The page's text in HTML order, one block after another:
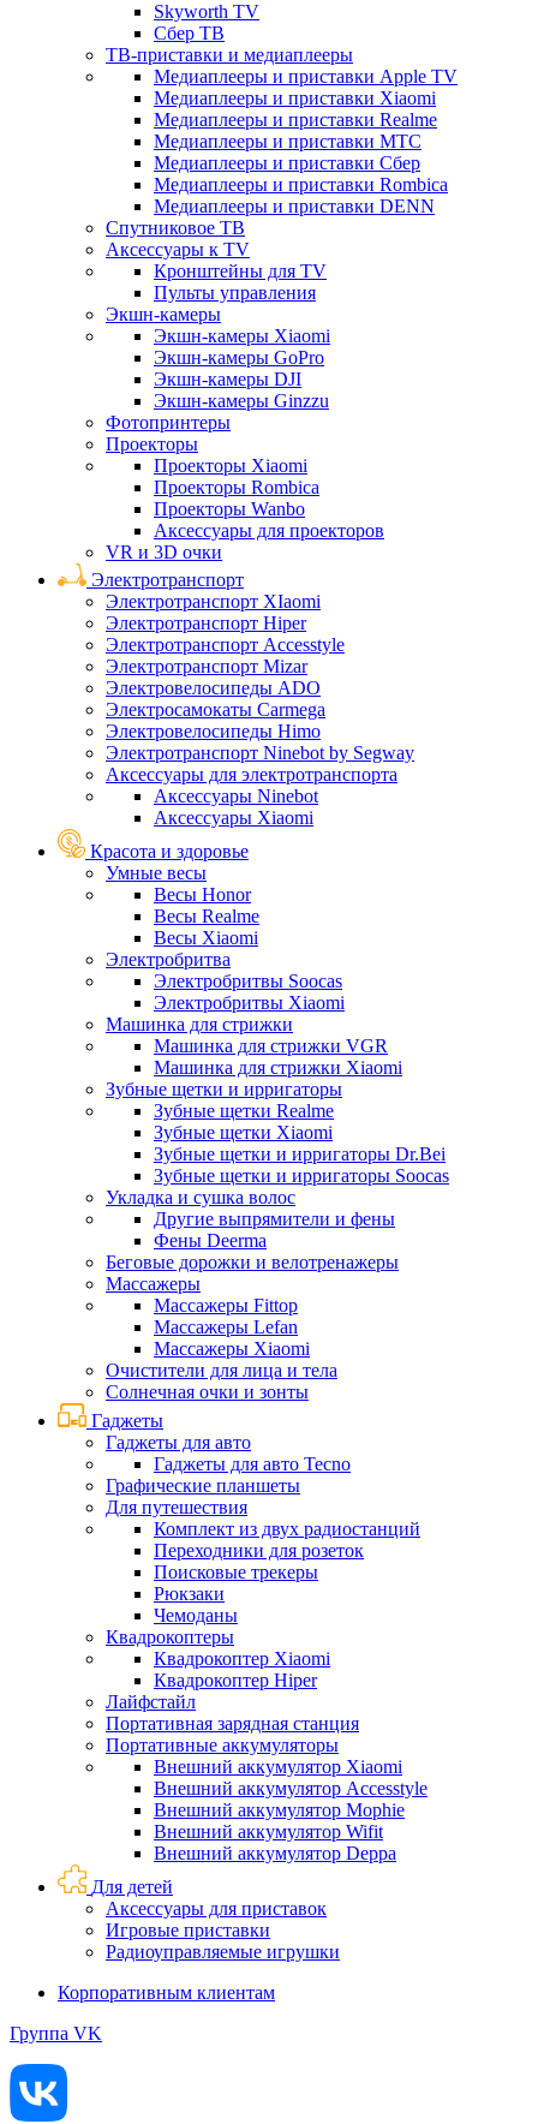
Skyworth TV
Сбер ТВ
ТВ-приставки и медиаплееры
Медиаплееры и приставки Apple TV
Медиаплееры и приставки Xiaomi
Медиаплееры и приставки Realme
Медиаплееры и приставки МТС
Медиаплееры и приставки Сбер
Медиаплееры и приставки Rombica
Медиаплееры и приставки DENN
Спутниковое ТВ
Аксессуары к TV
Кронштейны для TV
Пульты управления
Экшн-камеры
Экшн-камеры Xiaomi
Экшн-камеры GoPro
Экшн-камеры DJI
Экшн-камеры Ginzzu
Фотопринтеры
Проекторы
Проекторы Xiaomi
Проекторы Rombica
Проекторы Wanbo
Аксессуары для проекторов
VR и 3D очки
Электротранспорт
Электротранспорт XIaomi
Электротранспорт Hiper
Электротранспорт Accesstyle
Электротранспорт Mizar
Электровелосипеды ADO
Электросамокаты Carmega
Электровелосипеды Himo
Электротранспорт Ninebot by Segway
Аксессуары для электротранспорта
Аксессуары Ninebot
Аксессуары Xiaomi
Красота и здоровье
Умные весы
Весы Honor
Весы Realme
Весы Xiaomi
Электробритва
Электробритвы Soocas
Электробритвы Xiaomi
Машинка для стрижки
Машинка для стрижки VGR
Машинка для стрижки Xiaomi
Зубные щетки и ирригаторы
Зубные щетки Realme
Зубные щетки Xiaomi
Зубные щетки и ирригаторы Dr.Bei
Зубные щетки и ирригаторы Soocas
Укладка и сушка волос
Другие выпрямители и фены
Фены Deerma
Беговые дорожки и велотренажеры
Массажеры
Массажеры Fittop
Массажеры Lefan
Массажеры Xiaomi
Очистители для лица и тела
Солнечная очки и зонты
Гаджеты
Гаджеты для авто
Гаджеты для авто Tecno
Графические планшеты
Для путешествия
Комплект из двух радиостанций
Переходники для розеток
Поисковые трекеры
Рюкзаки
Чемоданы
Квадрокоптеры
Квадрокоптер Xiaomi
Квадрокоптер Hiper
Лайфстайл
Портативная зарядная станция
Портативные аккумуляторы
Внешний аккумулятор Xiaomi
Внешний аккумулятор Accesstyle
Внешний аккумулятор Mophie
Внешний аккумулятор Wifit
Внешний аккумулятор Deppa
Для детей
Аксессуары для приставок
Игровые приставки
Радиоуправляемые игрушки
Корпоративным клиентам
Группа VK